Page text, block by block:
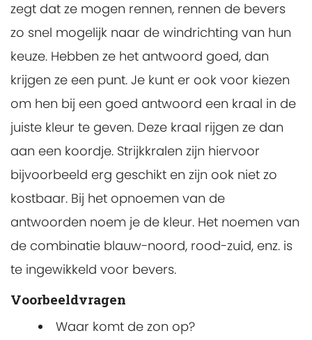
zegt dat ze mogen rennen, rennen de bevers
zo snel mogelijk naar de windrichting van hun
keuze. Hebben ze het antwoord goed, dan
krijgen ze een punt. Je kunt er ook voor kiezen
om hen bij een goed antwoord een kraal in de
juiste kleur te geven. Deze kraal rijgen ze dan
aan een koordje. Strijkkralen zijn hiervoor
bijvoorbeeld erg geschikt en zijn ook niet zo
kostbaar. Bij het opnoemen van de
antwoorden noem je de kleur. Het noemen van
de combinatie blauw-noord, rood-zuid, enz. is
te ingewikkeld voor bevers.
Voorbeeldvragen
Waar komt de zon op?